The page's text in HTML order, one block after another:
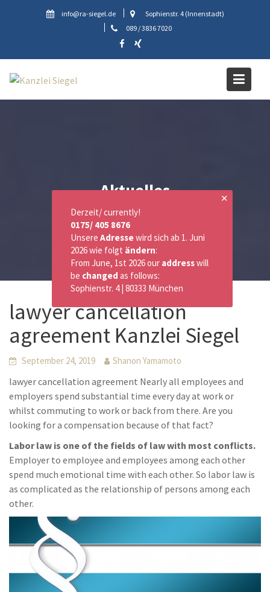
info@ra-siegel.de
Sophienstr. 4 (Innenstadt)
089 / 3836 7020
Aktuelles
lawyer cancellation
agreement Kanzlei Siegel
September 24, 2019 Shanon Yamamoto
lawyer cancellation agreement Nearly all employees and
employers spend substantial time every day at work or
whilst commuting to work or back from there. Are you
looking for a compensation because of that fact?
Labor law is one of the fields of law with most conflicts.
Employer to employee and employees among each other
spend much emotional time with each other. So labor law is
as complicated as the relationship of persons among each
other.
✕
Derzeit/ currently!
0175/ 405 8676
Unsere Adressewird sich ab 1. Juni
2026 wie folgt ändern:
From June, 1st 2026 our addresswill
be changed as follows:
Sophienstr. 4 | 80333 München